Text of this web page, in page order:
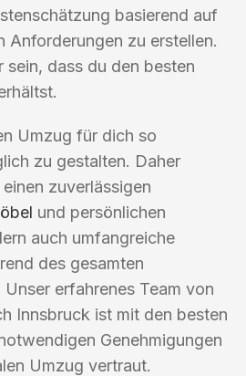
basierend auf
Anforderungen zu erstellen.
sein, dass du den besten
Umzug für dich so
zu gestalten. Daher
zuverlässigen
und persönlichen
auch umfangreiche
des gesamten
erfahrenes Team von
Innsbruck ist mit den besten
Genehmigungen
Umzug vertraut.